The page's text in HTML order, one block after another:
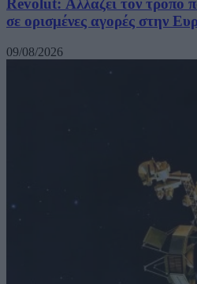
Revolut: Αλλάζει τον τρόπο
σε ορισμένες αγορές στην
09/08/2026